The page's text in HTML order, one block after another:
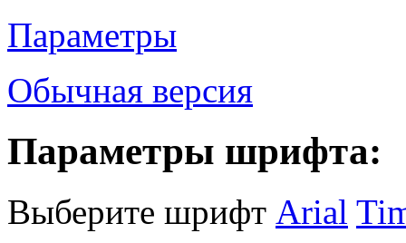
Параметры
Обычная версия
Параметры шрифта:
Выберите шрифт Arial